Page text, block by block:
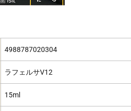
4988787020304
ラフェルサV12
15ml